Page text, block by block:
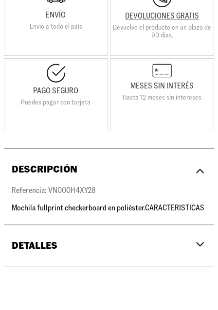
ENVÍO
Envio a todo el país
DEVOLUCIONES GRATIS
Devuelve el producto en un plazo de
90 días.
PAGO SEGURO
Puedes pagar con tarjeta
MESES SIN INTERÉS
Hasta 12 meses sin intereses
DESCRIPCIÓN
Referencia: VN000H4XY28
Mochila fullprint checkerboard en poliéster.CARACTERISTICAS
DETALLES